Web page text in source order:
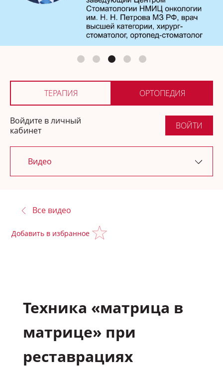
Ортопедия
ТЕРАПИЯ ОРТОПЕДИЯ
Войдите в личный
кабинет
ВОЙТИ
Научные статьи
Видео
Задать вопрос эксперту
Все видео
Добавить в избранное
Техника «матрица в
матрице» при
реставрациях